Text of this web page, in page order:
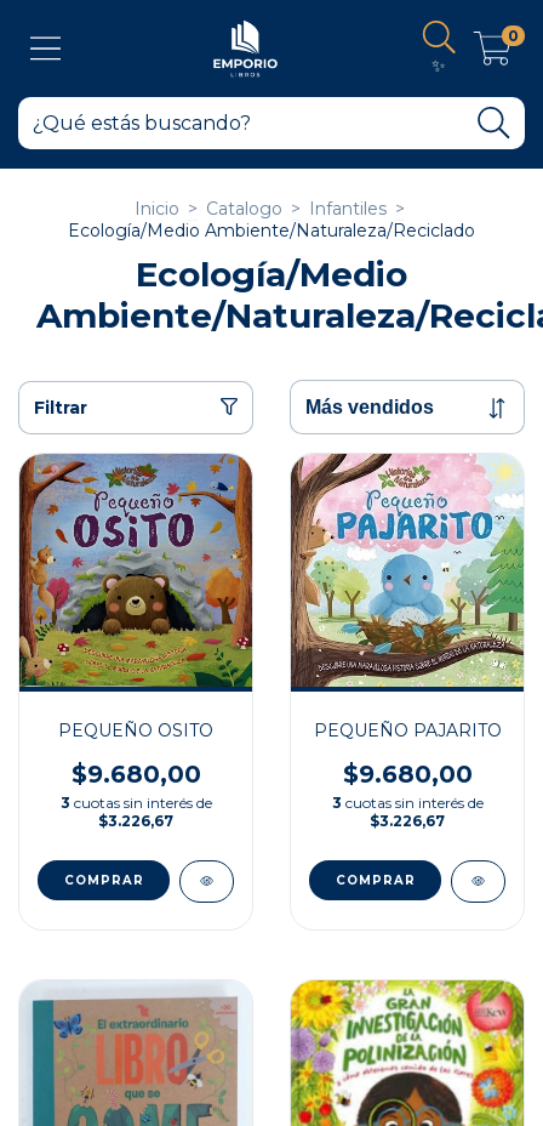
✨
0
Inicio > Catalogo > Infantiles >
Ecología/Medio Ambiente/Naturaleza/Reciclado
Ecología/Medio
Ambiente/Naturaleza/
Filtrar
PEQUEÑO OSITO
$9.680,00
3 cuotas sin interés de
$3.226,67
PEQUEÑO PAJARITO
$9.680,00
3 cuotas sin interés de
$3.226,67